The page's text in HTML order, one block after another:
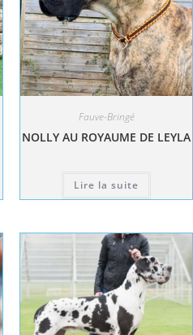
Fauve-Bringé
NOLLY AU ROYAUME DE LEYLA
Lire la suite